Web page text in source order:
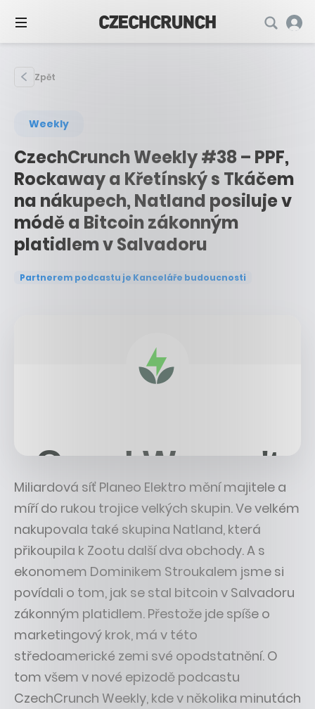
Zpět
Weekly
CzechCrunch Weekly #38 – PPF,
Rockaway a Křetínský s Tkáčem
na nákupech, Natland posiluje v
módě a Bitcoin zákonným
platidlem v Salvadoru
Partnerem podcastu je Kanceláře budoucnosti
Miliardová síť Planeo Elektro mění majitele a
míří do rukou trojice velkých skupin. Ve velkém
nakupovala také skupina Natland, která
přikoupila k Zootu další dva obchody. A s
ekonomem Dominikem Stroukalem jsme si
povídali o tom, jak se stal bitcoin v Salvadoru
zákonným platidlem. Přestože jde spíše o
marketingový krok, má v této
středoamerické zemi své opodstatnění. O
tom všem v nové epizodě podcastu
CzechCrunch Weekly, kde v několika minutách